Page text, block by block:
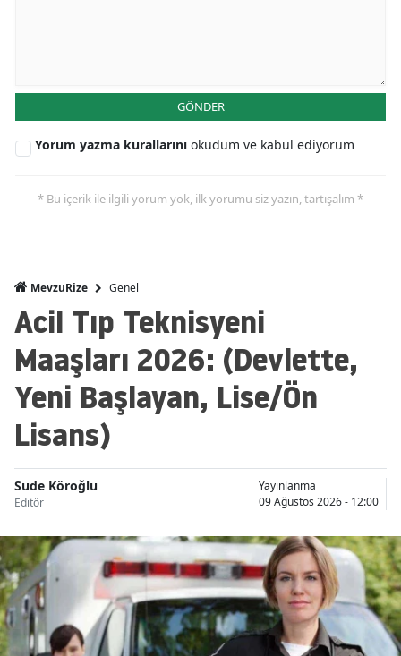
GÖNDER
Yorum yazma kurallarını okudum ve kabul ediyorum
* Bu içerik ile ilgili yorum yok, ilk yorumu siz yazın, tartışalım *
MevzuRize Genel
Acil Tıp Teknisyeni
Maaşları 2026: (Devlette,
Yeni Başlayan, Lise/Ön
Lisans)
Sude Köroğlu
Editör
Yayınlanma
09 Ağustos 2026 - 12:00